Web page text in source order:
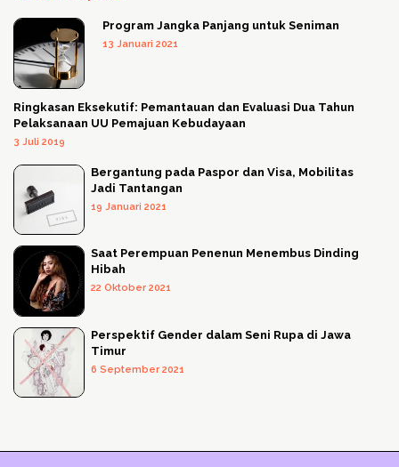
Program Jangka Panjang untuk Seniman
13 Januari 2021
Ringkasan Eksekutif: Pemantauan dan Evaluasi Dua Tahun
Pelaksanaan UU Pemajuan Kebudayaan
3 Juli 2019
Bergantung pada Paspor dan Visa, Mobilitas
Jadi Tantangan
19 Januari 2021
Saat Perempuan Penenun Menembus Dinding
Hibah
22 Oktober 2021
Perspektif Gender dalam Seni Rupa di Jawa
Timur
6 September 2021